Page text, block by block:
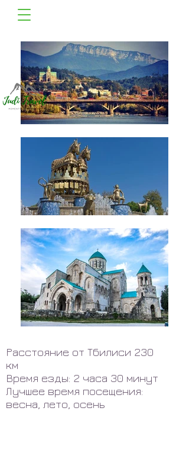
Расстояние от Тбилиси 230
км
Время езды: 2 часа 30 минут
Лучшее время посещения:
весна, лето, осень